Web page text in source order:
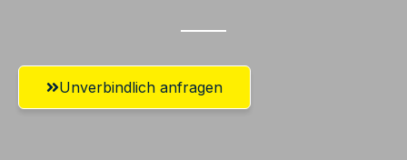
Unverbindlich anfragen